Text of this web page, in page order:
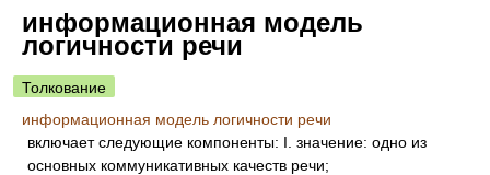
информационная модель
логичности речи
Толкование
информационная модель логичности речи
включает следующие компоненты: I. значение: одно из
основных коммуникативных качеств речи;